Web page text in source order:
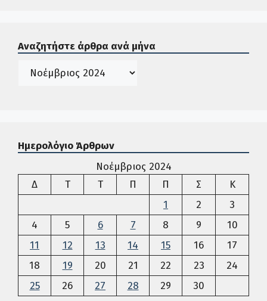
Αναζητήστε άρθρα ανά μήνα
Ιστορικό
Ημερολόγιο Άρθρων
Νοέμβριος 2024
ΔΔευτέρα
ΤΤρίτη ΤΤετάρτη
Π Πέμπτη
Π Παρασκευή
Σ Σάββατο
Κ
1
2
3
4
5 6 7 8 9
10
11
12 13 14 15 16
17
18
19 20 21 22 23
24
25
26 27 28 29 30